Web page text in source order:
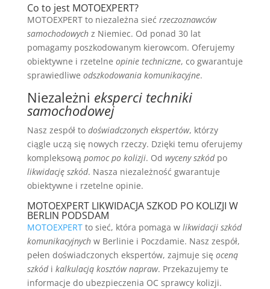
Co to jest MOTOEXPERT?
MOTOEXPERT to niezależna sieć rzeczoznawców
samochodowychz Niemiec. Od ponad 30 lat
pomagamy poszkodowanym kierowcom. Oferujemy
obiektywne i rzetelne opinie techniczne, co gwarantuje
sprawiedliwe odszkodowania komunikacyjne.
Niezależni eksperci techniki
samochodowej
Nasz zespół to doświadczonych ekspertów, którzy
ciągle uczą się nowych rzeczy. Dzięki temu oferujemy
kompleksową pomoc po kolizji. Od wyceny szkódpo
likwidację szkód. Nasza niezależność gwarantuje
obiektywne i rzetelne opinie.
MOTOEXPERT LIKWIDACJA SZKOD PO KOLIZJI W
BERLIN PODSDAM
MOTOEXPERTto sieć, która pomaga w likwidacji szkód
komunikacyjnychw Berlinie i Poczdamie. Nasz zespół,
pełen doświadczonych ekspertów, zajmuje się oceną
szkódi kalkulacją kosztów napraw. Przekazujemy te
informacje do ubezpieczenia OC sprawcy kolizji.